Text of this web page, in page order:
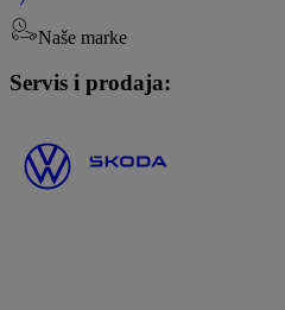
Naše marke
Servis i prodaja: